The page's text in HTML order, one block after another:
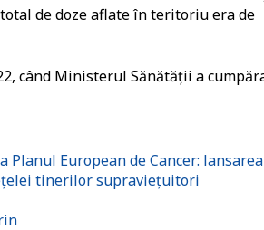
de doze aflate în teritoriu era de
când Ministerul Sănătății a
European de Cancer: lansarea
tinerilor supraviețuitori